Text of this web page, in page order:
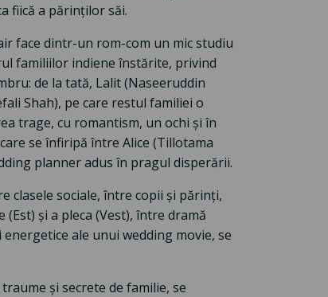
fiică a părinților săi.
face dintr-un rom-com un mic studiu
familiilor indiene înstărite, privind
de la tată, Lalit (Naseeruddin
Shah), pe care restul familiei o
trage, cu romantism, un ochi și în
se înfiripă între Alice (Tillotama
planner adus în pragul disperării.
clasele sociale, între copii și părinți,
și a pleca (Vest), între dramă
ale unui wedding movie, se
și secrete de familie, se